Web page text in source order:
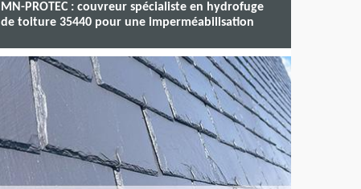
MN-PROTEC : couvreur spécialiste en hydrofuge
de toiture 35440 pour une imperméabilisation